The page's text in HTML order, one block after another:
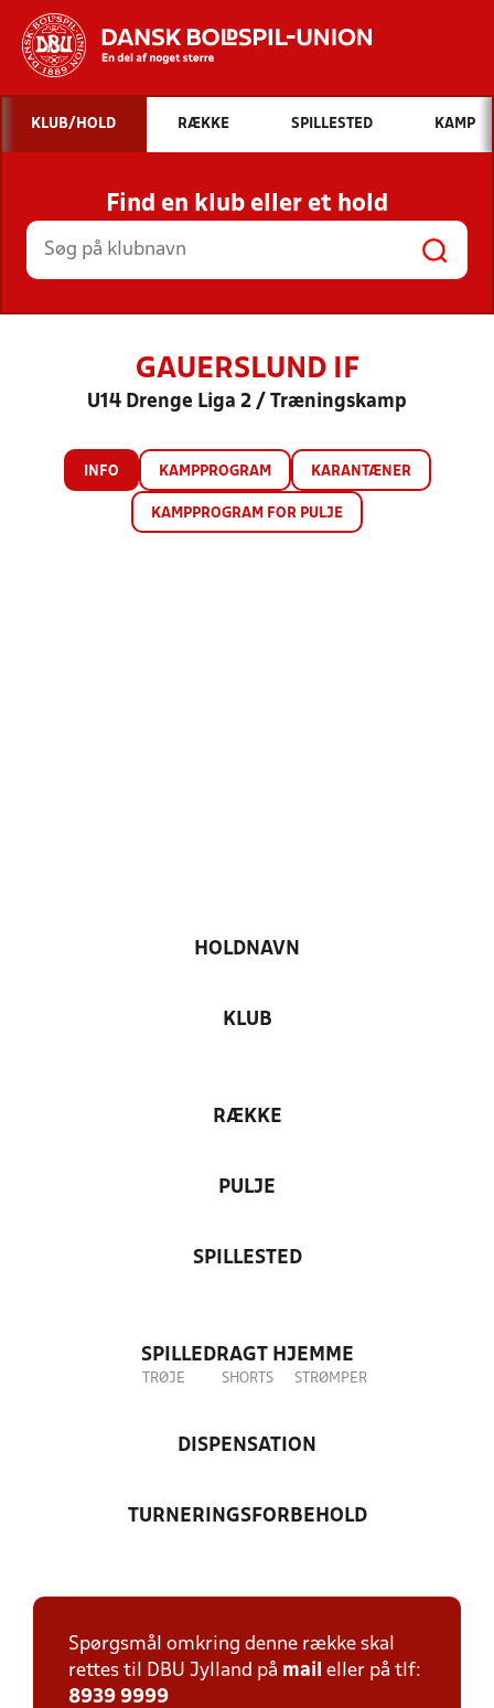
Hvad vil du søge efter?
INDHOLD OG NYHEDER
STILLINGER, RESULTATER, KLUBBER OG
HOLD
KLUB/HOLD RÆKKE SPILLESTED KAMP
Find en klub eller et hold
GAUERSLUND IF
U14 Drenge Liga 2 / Træningskamp
INFO KAMPPROGRAM KARANTÆNER
KAMPPROGRAM FOR PULJE
HOLDNAVN
KLUB
RÆKKE
PULJE
SPILLESTED
SPILLEDRAGT HJEMME
TRØJE SHORTS STRØMPER
DISPENSATION
TURNERINGSFORBEHOLD
Spørgsmål omkring denne række skal
rettes til DBU Jylland på mail eller på tlf:
8939 9999